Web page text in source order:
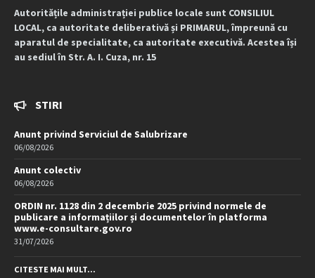
Autoritățile administrației publice locale sunt CONSILIUL
LOCAL, ca autoritate deliberativă și PRIMARUL, împreună cu
aparatul de specialitate, ca autoritate executivă. Acestea își
au sediul în Str. A. I. Cuza, nr. 15
STIRI
Anunt privind Serviciul de Salubrizare
06/08/2026
Anunt colectiv
06/08/2026
ORDIN nr. 1128 din 2 decembrie 2025 privind normele de
publicare a informațiilor și documentelor în platforma
www.e-consultare.gov.ro
31/07/2026
CITESTE MAI MULT...